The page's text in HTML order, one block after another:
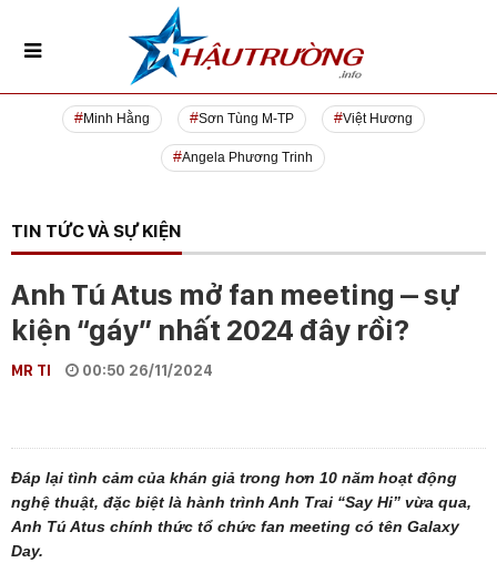
Minh Hằng Sơn Tùng M-TP Việt Hương
Angela Phương Trinh
TIN TỨC VÀ SỰ KIỆN
Anh Tú Atus mở fan meeting – sự
kiện “gáy” nhất 2024 đây rồi?
MR TI 00:50 26/11/2024
Đáp lại tình cảm của khán giả trong hơn 10 năm hoạt động
nghệ thuật, đặc biệt là hành trình Anh Trai “Say Hi” vừa qua,
Anh Tú Atus chính thức tổ chức fan meeting có tên Galaxy
Day.